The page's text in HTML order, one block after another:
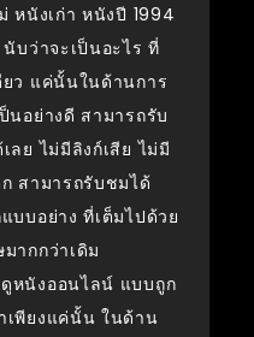
หนังเก่า หนังปี 1994
บว่าจะเป็นอะไร ที่
ว แค่นั้นในด้านการ
นอย่างดี สามารถรับ
ย ไม่มีลิงก์เสีย ไม่มี
สามารถรับชมได้
บบอย่าง ที่เต็มไปด้วย
ากกว่าเดิม
หนังออนไลน์ แบบถูก
เพียงแค่นั้น ในด้าน